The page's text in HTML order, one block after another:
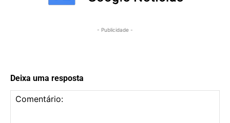
- Publicidade -
Deixa uma resposta